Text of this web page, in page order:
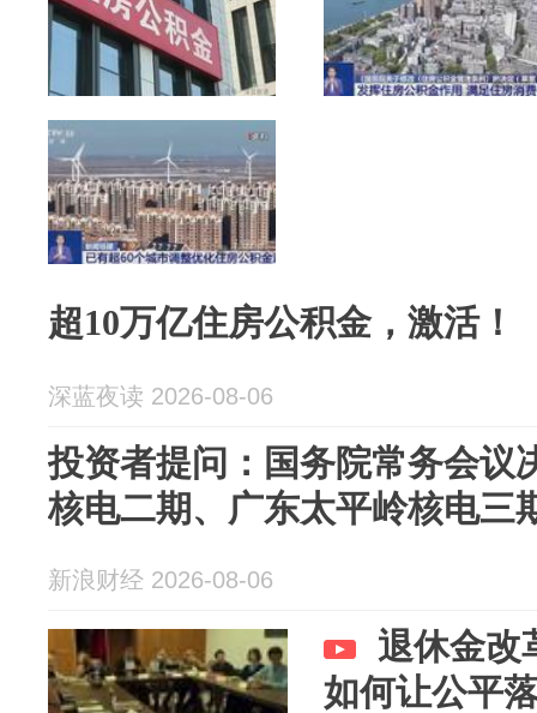
超10万亿住房公积金，激活！
深蓝夜读 2026-08-06
投资者提问：国务院常务会议
核电二期、广东太平岭核电三
新浪财经 2026-08-06
退休金改
如何让公平